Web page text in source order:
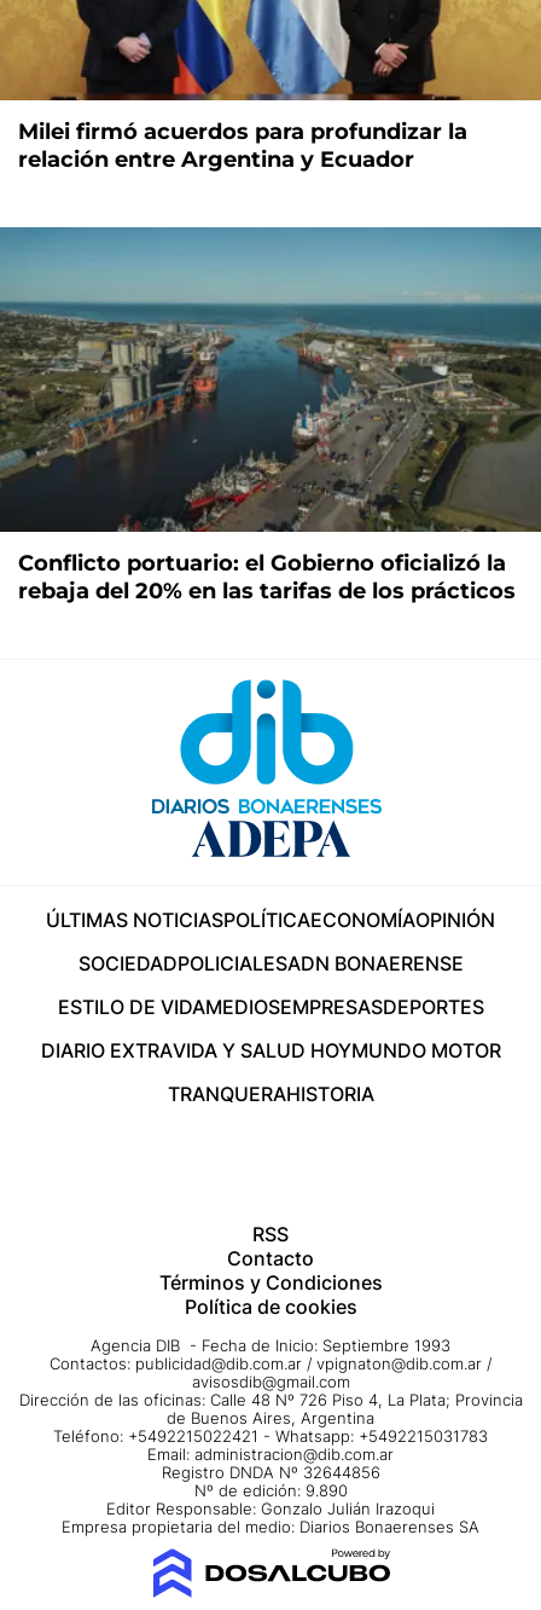
Milei firmó acuerdos para profundizar la
relación entre Argentina y Ecuador
Conflicto portuario: el Gobierno oficializó la
rebaja del 20% en las tarifas de los prácticos
ÚLTIMAS NOTICIASPOLÍTICAECONOMÍAOPINIÓN
SOCIEDADPOLICIALESADN BONAERENSE
ESTILO DE VIDAMEDIOSEMPRESASDEPORTES
DIARIO EXTRAVIDA Y SALUD HOYMUNDO MOTOR
TRANQUERAHISTORIA
RSS
Contacto
Términos y Condiciones
Política de cookies
Agencia DIB - Fecha de Inicio: Septiembre 1993
Contactos: publicidad@dib.com.ar / vpignaton@dib.com.ar /
avisosdib@gmail.com
Dirección de las oficinas: Calle 48 Nº 726 Piso 4, La Plata; Provincia
de Buenos Aires, Argentina
Teléfono: +5492215022421 - Whatsapp: +5492215031783
Email: administracion@dib.com.ar
Registro DNDA Nº 32644856
Nº de edición: 9.890
Editor Responsable: Gonzalo Julián Irazoqui
Empresa propietaria del medio: Diarios Bonaerenses SA